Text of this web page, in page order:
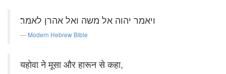
ויאמר יהוה אל משה ואל אהרן לאמר׃
Modern Hebrew Bible
यहोवा ने मूसा और हारून से कहा,